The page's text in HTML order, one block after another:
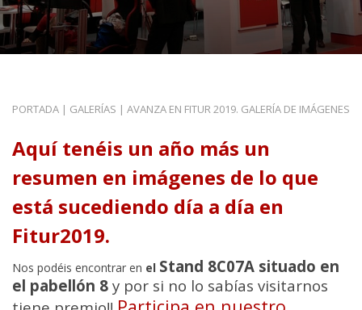
PORTADA | GALERÍAS | AVANZA EN FITUR 2019. GALERÍA DE IMÁGENES
Aquí tenéis un año más un
resumen en imágenes de lo que
está sucediendo día a día en
Fitur2019.
Nos podéis encontrar en el Stand 8C07A situado en
el pabellón 8 y por si no lo sabías visitarnos